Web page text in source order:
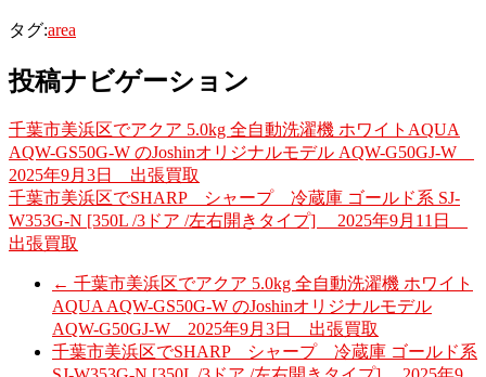
タグ:area
投稿ナビゲーション
千葉市美浜区でアクア 5.0kg 全自動洗濯機 ホワイトAQUA
AQW-GS50G-W のJoshinオリジナルモデル AQW-G50GJ-W
2025年9月3日 出張買取
千葉市美浜区でSHARP シャープ 冷蔵庫 ゴールド系 SJ-
W353G-N [350L /3ドア /左右開きタイプ] 2025年9月11日
出張買取
← 千葉市美浜区でアクア 5.0kg 全自動洗濯機 ホワイト
AQUA AQW-GS50G-W のJoshinオリジナルモデル
AQW-G50GJ-W 2025年9月3日 出張買取
千葉市美浜区でSHARP シャープ 冷蔵庫 ゴールド系